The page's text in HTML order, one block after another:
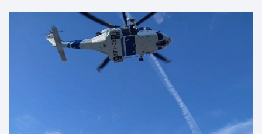
Vivas reclama expulsiones inmediatas y